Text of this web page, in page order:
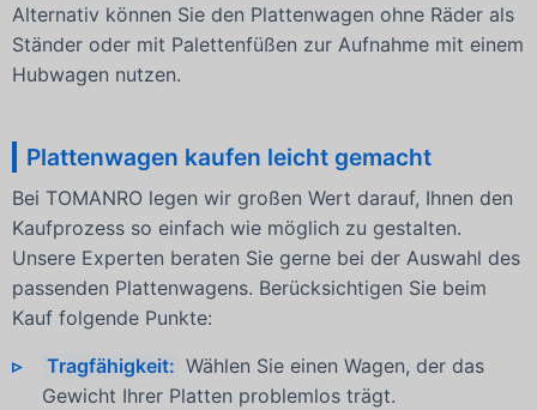
Alternativ können Sie den Plattenwagen ohne Räder als
Ständer oder mit Palettenfüßen zur Aufnahme mit einem
Hubwagen nutzen.
Plattenwagen kaufen leicht gemacht
Bei TOMANRO legen wir großen Wert darauf, Ihnen den
Kaufprozess so einfach wie möglich zu gestalten.
Unsere Experten beraten Sie gerne bei der Auswahl des
passenden Plattenwagens. Berücksichtigen Sie beim
Kauf folgende Punkte:
Tragfähigkeit: Wählen Sie einen Wagen, der das
Gewicht Ihrer Platten problemlos trägt.